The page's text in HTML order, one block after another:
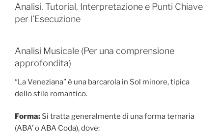
Analisi, Tutorial, Interpretazione e Punti Chiave
per l’Esecuzione
Analisi Musicale (Per una comprensione
approfondita)
“La Veneziana” è una barcarola in Sol minore, tipica
dello stile romantico.
Forma: Si tratta generalmente di una forma ternaria
(ABA’ o ABA Coda), dove: